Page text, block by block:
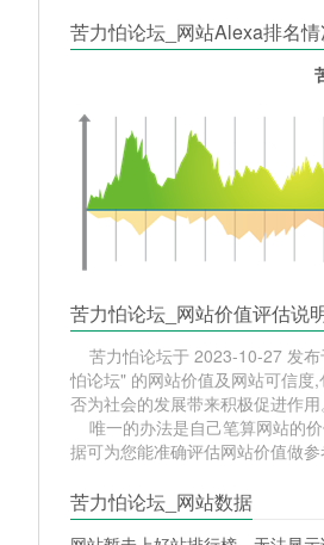
苦力怕论坛_网站Alexa排名
苦力怕论坛_网站价值评估说
苦力怕论坛于 2023-10-27 发布
怕论坛" 的网站价值及网站可信
否为社会的发展带来积极促进作
唯一的办法是自己笔算网站的
据可为您能准确评估网站价值做
苦力怕论坛_网站数据